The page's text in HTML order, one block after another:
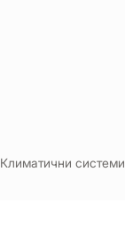
Климатични системи